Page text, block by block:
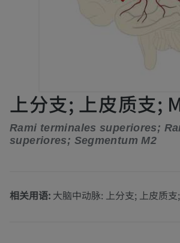
上分支; 上皮质支;
Rami terminales superiores;
superiores; Segmentum M2
相关用语: 大脑中动脉: 上分支; 上皮质